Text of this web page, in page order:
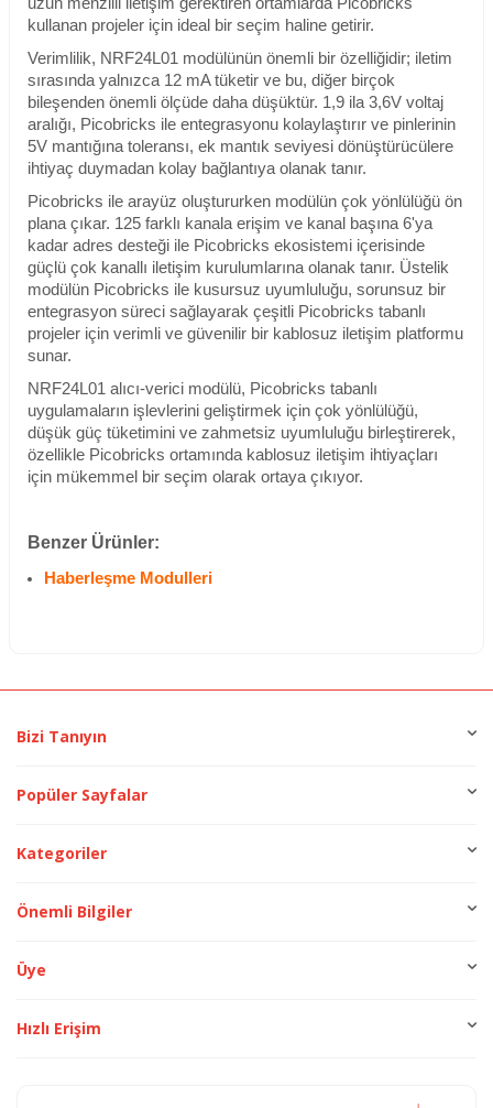
uzun menzilli iletişim gerektiren ortamlarda Picobricks
kullanan projeler için ideal bir seçim haline getirir.
Verimlilik, NRF24L01 modülünün önemli bir özelliğidir; iletim
sırasında yalnızca 12 mA tüketir ve bu, diğer birçok
bileşenden önemli ölçüde daha düşüktür. 1,9 ila 3,6V voltaj
aralığı, Picobricks ile entegrasyonu kolaylaştırır ve pinlerinin
5V mantığına toleransı, ek mantık seviyesi dönüştürücülere
ihtiyaç duymadan kolay bağlantıya olanak tanır.
Picobricks ile arayüz oluştururken modülün çok yönlülüğü ön
plana çıkar. 125 farklı kanala erişim ve kanal başına 6'ya
kadar adres desteği ile Picobricks ekosistemi içerisinde
güçlü çok kanallı iletişim kurulumlarına olanak tanır. Üstelik
modülün Picobricks ile kusursuz uyumluluğu, sorunsuz bir
entegrasyon süreci sağlayarak çeşitli Picobricks tabanlı
projeler için verimli ve güvenilir bir kablosuz iletişim platformu
sunar.
NRF24L01 alıcı-verici modülü, Picobricks tabanlı
uygulamaların işlevlerini geliştirmek için çok yönlülüğü,
düşük güç tüketimini ve zahmetsiz uyumluluğu birleştirerek,
özellikle Picobricks ortamında kablosuz iletişim ihtiyaçları
için mükemmel bir seçim olarak ortaya çıkıyor.
Benzer Ürünler:
Haberleşme Modulleri
Bizi Tanıyın
Popüler Sayfalar
Kategoriler
Önemli Bilgiler
Üye
Hızlı Erişim